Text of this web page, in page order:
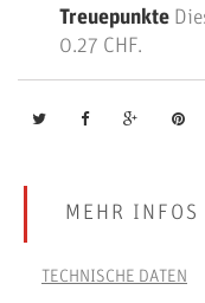
Treuepunkte
0.27 CHF.
MEHR INFOS
TECHNISCHE DATEN